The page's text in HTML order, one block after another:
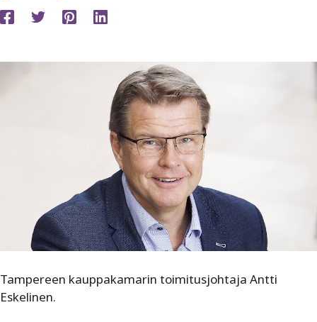
Tampereen kauppakamarin toimitusjohtaja Antti
Eskelinen.